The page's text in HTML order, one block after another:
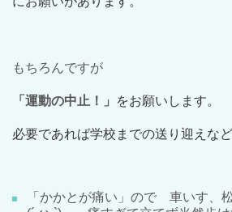
もちろんですが
「運動の中止！」 をお願いします。
必要であれば学校までの送り迎えなど
「かかとが痛い」ので 車いす、